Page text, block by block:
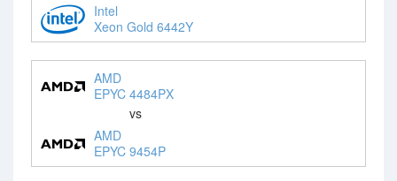
Intel
Xeon Gold 6442Y
AMD
EPYC 4484PX
vs
AMD
EPYC 9454P